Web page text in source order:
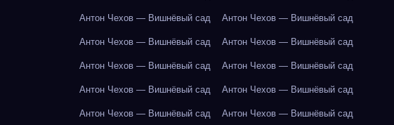
Антон Чехов — Вишнёвый сад Антон Чехов — Вишнёвый сад
Антон Чехов — Вишнёвый сад Антон Чехов — Вишнёвый сад
Антон Чехов — Вишнёвый сад Антон Чехов — Вишнёвый сад
Антон Чехов — Вишнёвый сад Антон Чехов — Вишнёвый сад
Антон Чехов — Вишнёвый сад Антон Чехов — Вишнёвый сад